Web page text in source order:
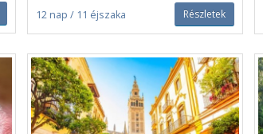
12 nap / 11 éjszaka Részletek